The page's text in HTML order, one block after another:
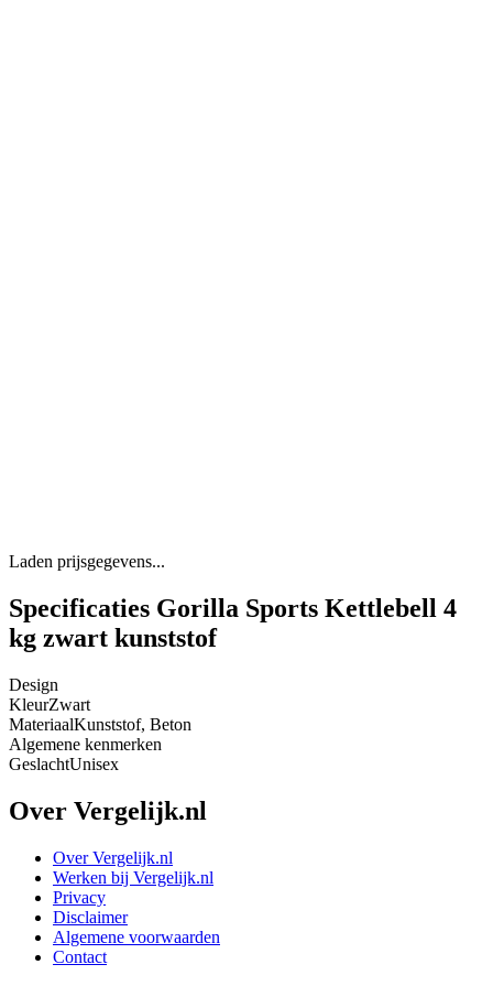
Laden prijsgegevens...
Specificaties Gorilla Sports Kettlebell 4
kg zwart kunststof
Design
KleurZwart
MateriaalKunststof, Beton
Algemene kenmerken
GeslachtUnisex
Over Vergelijk.nl
Over Vergelijk.nl
Werken bij Vergelijk.nl
Privacy
Disclaimer
Algemene voorwaarden
Contact